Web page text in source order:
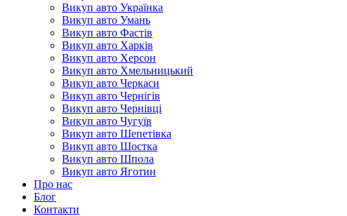
Викуп авто Українка
Викуп авто Умань
Викуп авто Фастів
Викуп авто Харків
Викуп авто Херсон
Викуп авто Хмельницький
Викуп авто Черкаси
Викуп авто Чернігів
Викуп авто Чернівці
Викуп авто Чугуїв
Викуп авто Шепетівка
Викуп авто Шостка
Викуп авто Шпола
Викуп авто Яготин
Про нас
Блог
Контакти